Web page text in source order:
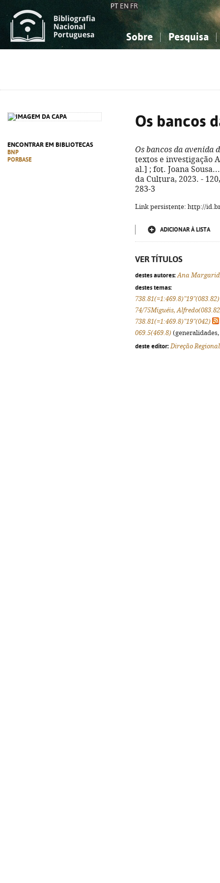
PT EN FR
Sobre Pesquisa
ENCONTRAR EM BIBLIOTECAS
BNP
PORBASE
Os bancos
Os bancos da avenida
textos e investigação
al.] ; fot. Joana
da Cultura, 2023. -
283-3
Link persistente: http://
ADICIONAR À LISTA
VER TÍTULOS
destes autores: Ana
destes temas:
738.81(=1:469.8)"19"(083.82)
74/75Miguéis,
738.81(=1:469.8)"19"(042)
069.5(469.8)
deste editor: Direção